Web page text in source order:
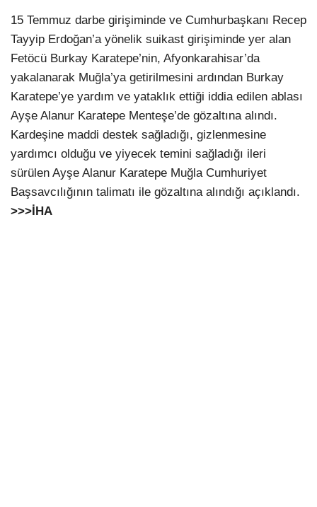
15 Temmuz darbe girişiminde ve Cumhurbaşkanı Recep
Tayyip Erdoğan’a yönelik suikast girişiminde yer alan
Fetöcü Burkay Karatepe’nin, Afyonkarahisar’da
yakalanarak Muğla’ya getirilmesini ardından Burkay
Karatepe’ye yardım ve yataklık ettiği iddia edilen ablası
Ayşe Alanur Karatepe Menteşe’de gözaltına alındı.
Kardeşine maddi destek sağladığı, gizlenmesine
yardımcı olduğu ve yiyecek temini sağladığı ileri
sürülen Ayşe Alanur Karatepe Muğla Cumhuriyet
Başsavcılığının talimatı ile gözaltına alındığı açıklandı.
>>>İHA